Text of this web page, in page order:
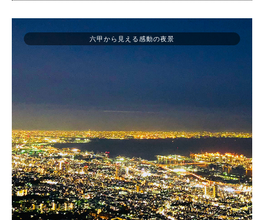
六甲から見える感動の夜景